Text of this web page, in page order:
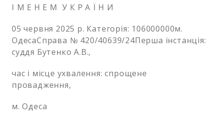
І М Е Н Е М У К Р А Ї Н И
05 червня 2025 р. Категорія: 106000000м.
ОдесаСправа № 420/40639/24Перша інстанція:
суддя Бутенко А.В.,
час і місце ухвалення: спрощене
провадження,
м. Одеса